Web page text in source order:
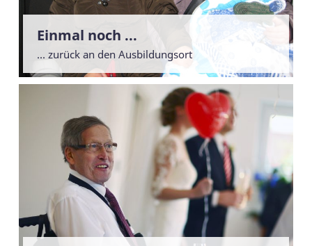
Einmal noch ...
... zurück an den Ausbildungsort